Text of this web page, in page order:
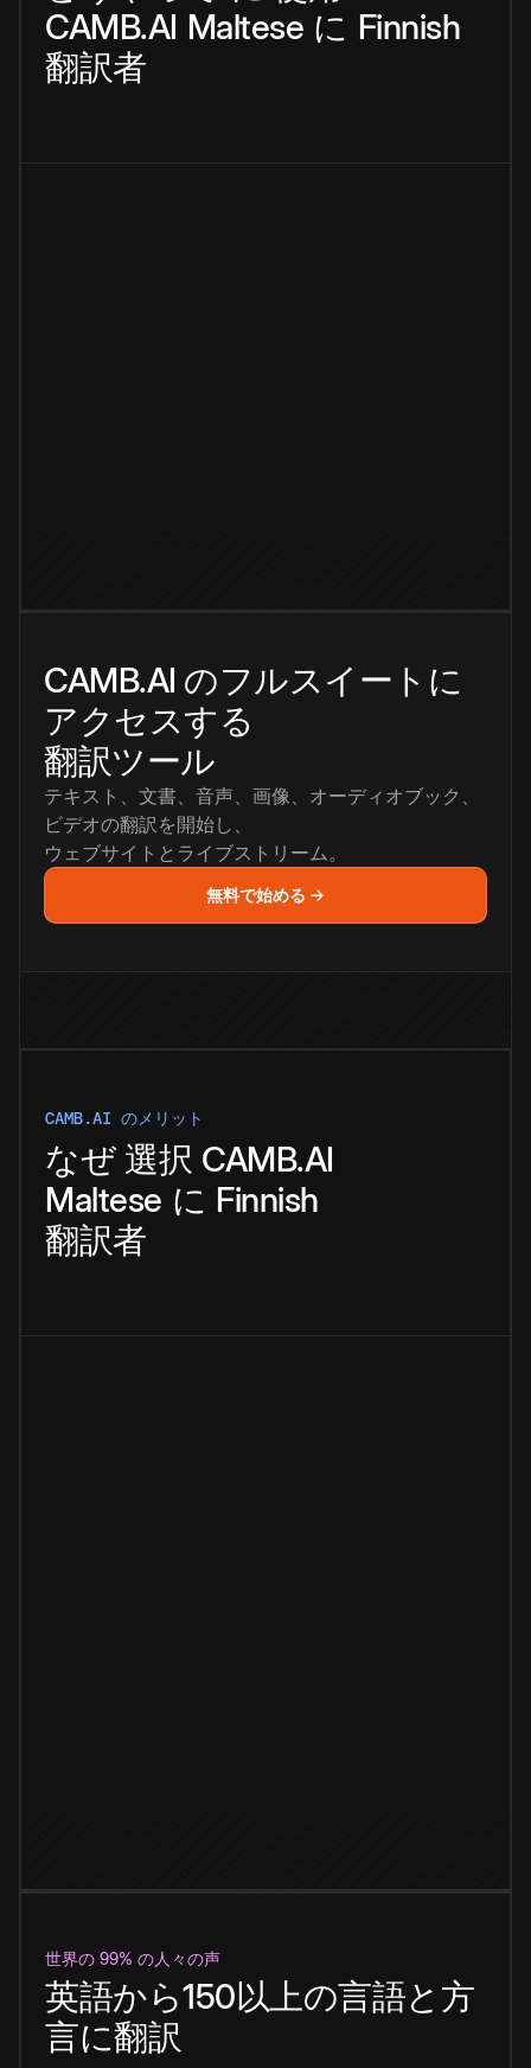
CAMB.AI Maltese に Finnish
翻訳者
CAMB.AI のフルスイートに
アクセスする
翻訳ツール
テキスト、文書、音声、画像、オーディオブック、
ビデオの翻訳を開始し、
ウェブサイトとライブストリーム。
無料で始める →
CAMB.AI のメリット
なぜ 選択 CAMB.AI
Maltese に Finnish
翻訳者
世界の 99% の人々の声
英語から150以上の言語と方
言に翻訳